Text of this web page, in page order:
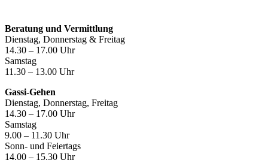
Beratung und Vermittlung
Dienstag, Donnerstag & Freitag
14.30 – 17.00 Uhr
Samstag
11.30 – 13.00 Uhr
Gassi-Gehen
Dienstag, Donnerstag, Freitag
14.30 – 17.00 Uhr
Samstag
9.00 – 11.30 Uhr
Sonn- und Feiertags
14.00 – 15.30 Uhr